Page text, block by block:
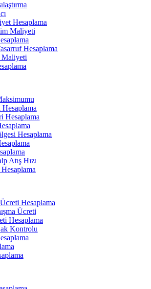
Hesaplama
Maliyeti
Hesaplama
Maliyeti
Hesaplama
Hesaplama
Atış Hızı
Hesaplama
Ücreti
Hesaplama
Kontrolu